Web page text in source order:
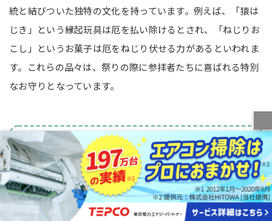
統と結びついた独特の文化を持っています。例えば、「猿は
じき」という縁起玩具は厄を払い除けるとされ、「ねじりお
こし」というお菓子は厄をねじり伏せる力があるといわれま
す。これらの品々は、祭りの際に参拝者たちに喜ばれる特別
なお守りとなっています。
岡寺山継松寺
所在地：〒515-0081 三重県松阪市中町1952番地